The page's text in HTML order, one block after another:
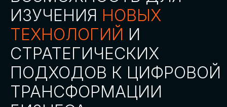
АККРЕДИТАЦИЯ
СМИ
СКАЧАТЬ ПРОГРАММУ
СТАТЬ УЧАСТНИКОМ